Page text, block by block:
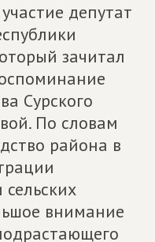
депутат
зачитал
Сурского
По словам
района в
внимание